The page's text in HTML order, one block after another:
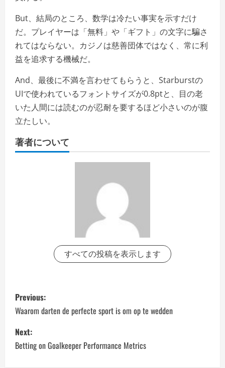
But、結局のところ、数学は冷たい事実を示すだけ
だ。プレイヤーは「無料」や「ギフト」の文字に騙さ
れてはならない。カジノは慈善団体ではなく、常に利
益を追求する機械だ。
And、最後に不満を言わせてもらうと、Starburstの
UIで使われているフォントサイズが0.8ptと、目の老
いた人間には読むのが忍耐を要するほど小さいのが腹
立たしい。
著者について
すべての投稿を表示します
P
o
s
t
Previous:
Waarom darten de perfecte sport is om op te wedden
Next:
Betting on Goalkeeper Performance Metrics